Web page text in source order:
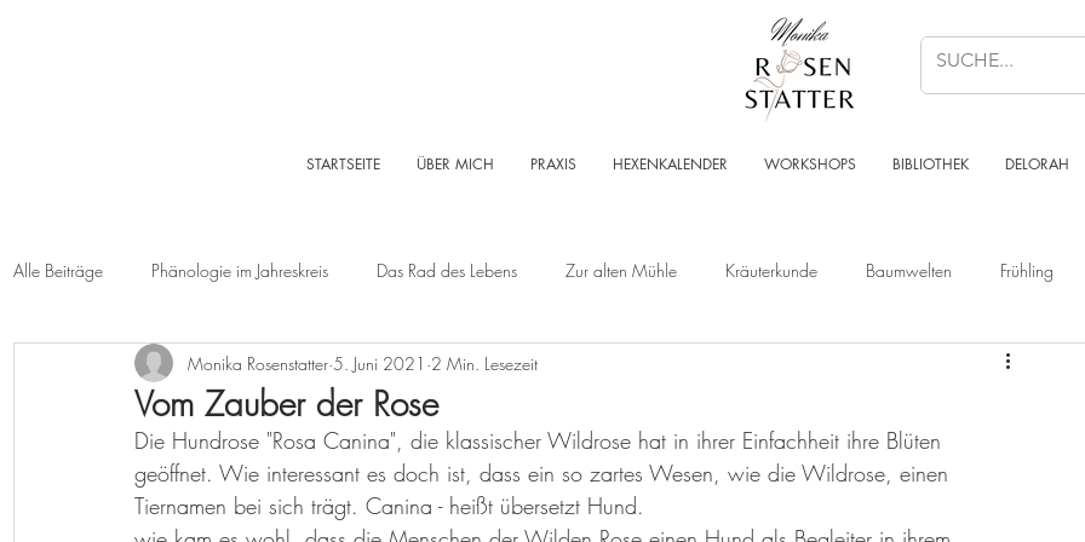
STARTSEITE ÜBER MICH PRAXIS HEXENKALENDER WORKSHOPS BIBLIOTHEK DELORAH
Alle Beiträge Phänologie im Jahreskreis Das Rad des Lebens Zur alten Mühle Kräuterkunde Baumwelten Frühling
Herbst Winter Log-Buch Garten Krafttier - Botschaften
Lebensleichte Ernährung Naturkosmetik Chakralehre Angelart - Engelwelt Kabbalah Kraft des Ortes
Vom Zauber der Rose
Monika Rosenstatter 5. Juni 2021 2 Min. Lesezeit
Die Hundrose "Rosa Canina", die klassischer Wildrose hat in ihrer Einfachheit ihre Blüten
geöffnet. Wie interessant es doch ist, dass ein so zartes Wesen, wie die Wildrose, einen
Tiernamen bei sich trägt. Canina - heißt übersetzt Hund.